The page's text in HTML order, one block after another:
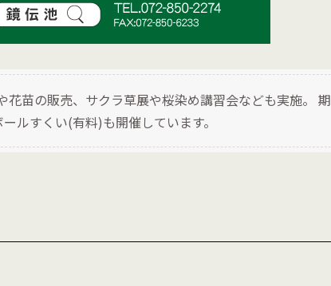
花苗の販売、サクラ草展や桜染め講習会なども実施。 期
ルすくい(有料)も開催しています。